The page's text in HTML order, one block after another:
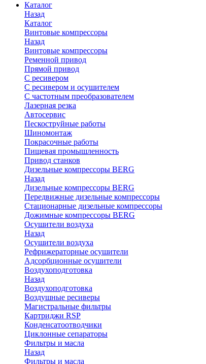
Каталог
Назад
Каталог
Винтовые компрессоры
Назад
Винтовые компрессоры
Ременной привод
Прямой привод
С ресивером
С ресивером и осушителем
С частотным преобразователем
Лазерная резка
Автосервис
Пескоструйные работы
Шиномонтаж
Покрасочные работы
Пищевая промышленность
Привод станков
Дизельные компрессоры BERG
Назад
Дизельные компрессоры BERG
Передвижные дизельные компрессоры
Стационарные дизельные компрессоры
Дожимные компрессоры BERG
Осушители воздуха
Назад
Осушители воздуха
Рефрижераторные осушители
Адсорбционные осушители
Воздухоподготовка
Назад
Воздухоподготовка
Воздушные ресиверы
Магистральные фильтры
Картриджи RSP
Конденсатоотводчики
Циклонные сепараторы
Фильтры и масла
Назад
Фильтры и масла